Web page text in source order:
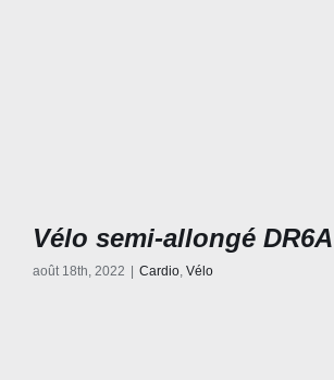
Vélo semi-allongé
août 18th, 2022 Cardio, Vélo